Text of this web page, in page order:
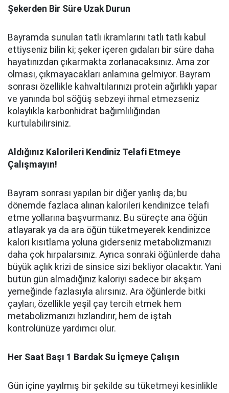
Şekerden Bir Süre Uzak Durun
Bayramda sunulan tatlı ikramlarını tatlı tatlı kabul
ettiyseniz bilin ki; şeker içeren gıdaları bir süre daha
hayatınızdan çıkarmakta zorlanacaksınız. Ama zor
olması, çıkmayacakları anlamına gelmiyor. Bayram
sonrası özellikle kahvaltılarınızı protein ağırlıklı yapar
ve yanında bol söğüş sebzeyi ihmal etmezseniz
kolaylıkla karbonhidrat bağımlılığından
kurtulabilirsiniz.
Aldığınız Kalorileri Kendiniz Telafi Etmeye
Çalışmayın!
Bayram sonrası yapılan bir diğer yanlış da; bu
dönemde fazlaca alınan kalorileri kendinizce telafi
etme yollarına başvurmanız. Bu süreçte ana öğün
atlayarak ya da ara öğün tüketmeyerek kendinizce
kalori kısıtlama yoluna giderseniz metabolizmanızı
daha çok hırpalarsınız. Ayrıca sonraki öğünlerde daha
büyük açlık krizi de sinsice sizi bekliyor olacaktır. Yani
bütün gün almadığınız kaloriyi sadece bir akşam
yemeğinde fazlasıyla alırsınız. Ara öğünlerde bitki
çayları, özellikle yeşil çay tercih etmek hem
metabolizmanızı hızlandırır, hem de iştah
kontrolünüze yardımcı olur.
Her Saat Başı 1 Bardak Su İçmeye Çalışın
Gün içine yayılmış bir şekilde su tüketmeyi kesinlikle